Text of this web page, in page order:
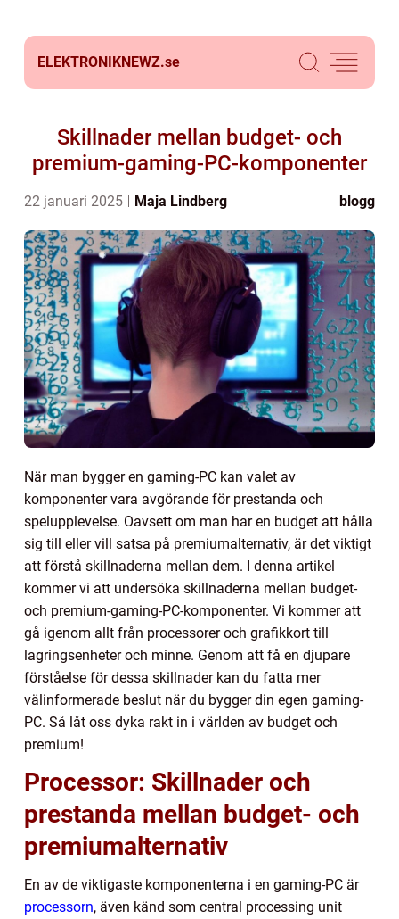
ELEKTRONIKNEWZ.se
Skillnader mellan budget- och
premium-gaming-PC-komponenter
22 januari 2025 Maja Lindberg blogg
När man bygger en gaming-PC kan valet av
komponenter vara avgörande för prestanda och
spelupplevelse. Oavsett om man har en budget att hålla
sig till eller vill satsa på premiumalternativ, är det viktigt
att förstå skillnaderna mellan dem. I denna artikel
kommer vi att undersöka skillnaderna mellan budget-
och premium-gaming-PC-komponenter. Vi kommer att
gå igenom allt från processorer och grafikkort till
lagringsenheter och minne. Genom att få en djupare
förståelse för dessa skillnader kan du fatta mer
välinformerade beslut när du bygger din egen gaming-
PC. Så låt oss dyka rakt in i världen av budget och
premium!
Processor: Skillnader och
prestanda mellan budget- och
premiumalternativ
En av de viktigaste komponenterna i en gaming-PC är
processorn, även känd som central processing unit